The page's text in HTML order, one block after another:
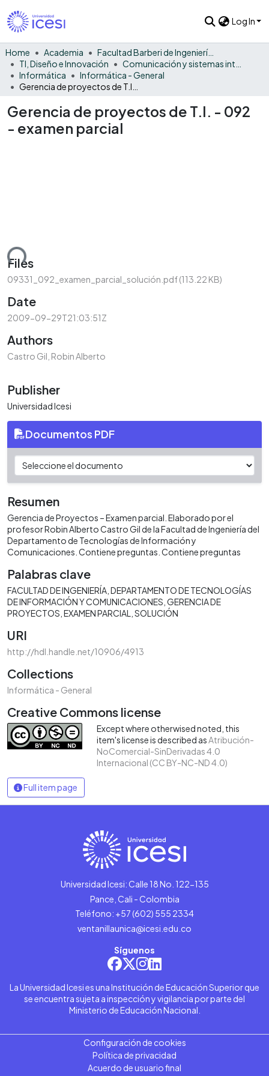
Log In
Home Academia
Facultad Barberi de Ingeniería, Diseño y Ciencias Aplicadas
TI, Diseño e Innovación
Informática
Informática - General
Gerencia de proyectos de T.I. - 092
- examen parcial
Files
09331_092_examen_parcial_solución.pdf(113.22 KB)
Date
2009-09-29T21:03:51Z
Authors
Castro Gil, Robin Alberto
Publisher
Universidad Icesi
Documentos PDF
Resumen
Gerencia de Proyectos – Examen parcial. Elaborado por el
profesor Robin Alberto Castro Gil de la Facultad de Ingeniería del
Departamento de Tecnologías de Información y
Comunicaciones. Contiene preguntas. Contiene preguntas
Palabras clave
FACULTAD DE INGENIERÍA DEPARTAMENTO DE TECNOLOGÍAS
DE INFORMACIÓN Y COMUNICACIONES GERENCIA DE
PROYECTOS EXAMEN PARCIAL SOLUCIÓN
URI
http://hdl.handle.net/10906/4913
Collections
Informática - General
Creative Commons license
Except where otherwised noted, this
item's license is described asAtribución-
NoComercial-SinDerivadas 4.0
Internacional (CC BY-NC-ND 4.0)
Full item page
Universidad Icesi: Calle 18 No. 122-135
Pance, Cali - Colombia
Teléfono: +57 (602) 555 2334
ventanillaunica@icesi.edu.co
Síguenos
La Universidad Icesi es una Institución de Educación Superior que
se encuentra sujeta a inspección y vigilancia por parte del
Ministerio de Educación Nacional.
Configuración de cookies
Política de privacidad
Acuerdo de usuario final